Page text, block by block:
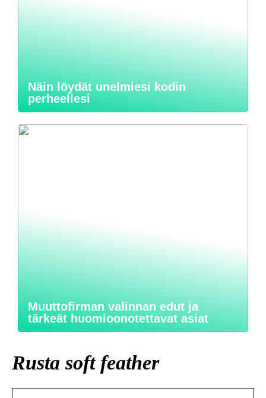
Näin löydät unelmiesi kodin
perheellesi
Muuttofirman valinnan edut ja
tärkeät huomioonotettavat asiat
Rusta soft feather